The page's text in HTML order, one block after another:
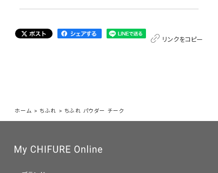
リンクをコピー
ホーム > ちふれ > ちふれ パウダー チーク